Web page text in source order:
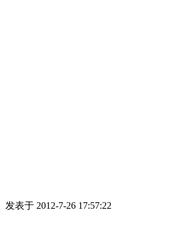
发表于 2012-7-26 17:57:22